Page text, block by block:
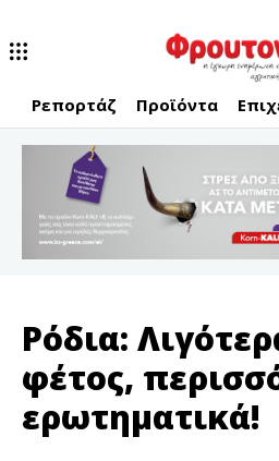
Ρεπορτάζ Προϊόντα
Ρόδια:
φέτος,
ερωτηματικά!